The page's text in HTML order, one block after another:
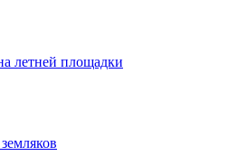
летней площадки